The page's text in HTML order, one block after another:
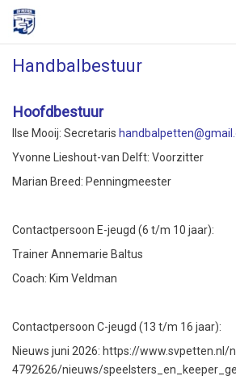
Voetbal Programma
Home Zoeken Nieuws
Handbalbestuur
Hoofdbestuur
Ilse Mooij: Secretaris
Yvonne Lieshout-van Delft: Voorzitter
Marian Breed: Penningmeester
Contactpersoon E-jeugd (6 t/m 10 jaar):
Trainer Annemarie Baltus
Coach: Kim Veldman
Contactpersoon C-jeugd (13 t/m 16 jaar):
Nieuws juni 2026: https://www.svpetten.nl/
4792626/nieuws/